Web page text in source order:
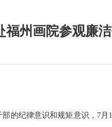
福州画院参观廉
纪律意识和规矩意识，7月